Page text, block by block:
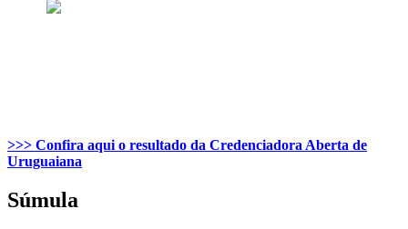
>>> Confira aqui o resultado da Credenciadora Aberta de
Uruguaiana
Súmula